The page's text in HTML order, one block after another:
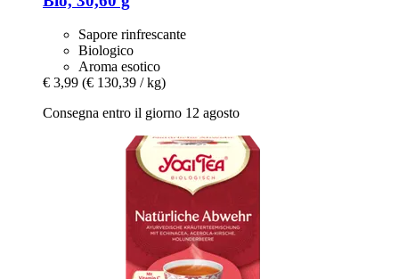
Sapore rinfrescante
Biologico
Aroma esotico
€ 3,99 (€ 130,39 / kg)
Consegna entro il giorno 12 agosto